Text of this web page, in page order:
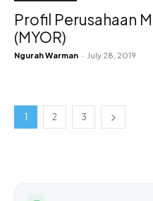
Profil Perusahaan
(MYOR)
Ngurah Warman - July 28, 2019
1 2 3